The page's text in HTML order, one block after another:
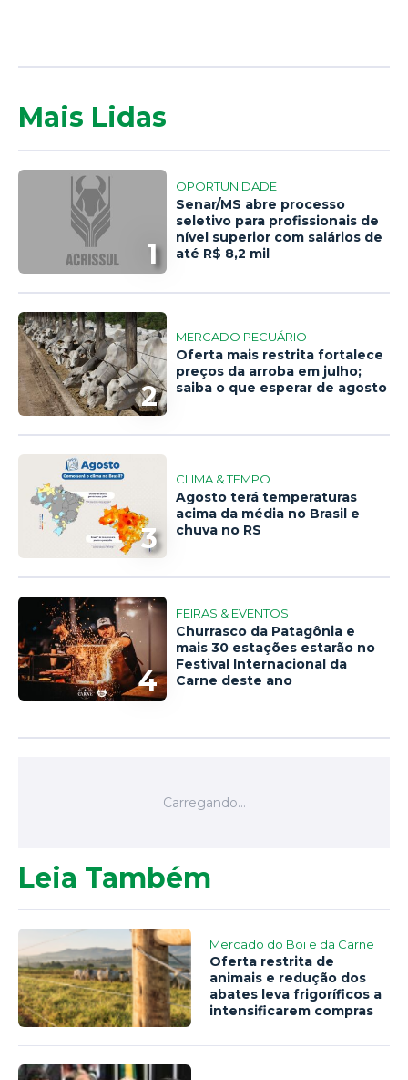
Mais Lidas
1
OPORTUNIDADE
Senar/MS abre processo
seletivo para profissionais de
nível superior com salários de
até R$ 8,2 mil
2
MERCADO PECUÁRIO
Oferta mais restrita fortalece
preços da arroba em julho;
saiba o que esperar de agosto
3
CLIMA & TEMPO
Agosto terá temperaturas
acima da média no Brasil e
chuva no RS
4
FEIRAS & EVENTOS
Churrasco da Patagônia e
mais 30 estações estarão no
Festival Internacional da
Carne deste ano
Leia Também
Mercado do Boi e da Carne
Oferta restrita de
animais e redução dos
abates leva frigoríficos a
intensificarem compras